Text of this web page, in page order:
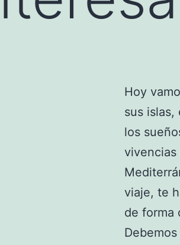
Hoy
sus islas,
los
vivencias
viaje, te
de forma